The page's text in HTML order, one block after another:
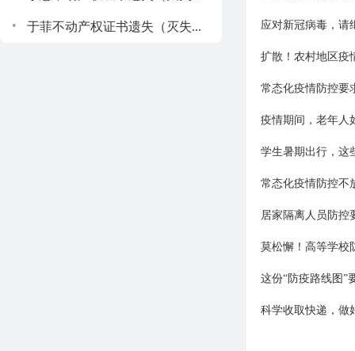
. 于菲不动产权证书遗失（灭失... 应对新冠病毒，请
扩散！农村地区疫
常态化疫情防控要
疫情期间，老年人
学生暑期出行，这
常态化疫情防控不
居家隔离人员防控
莫松懈！高等学校
这份“防疫路线图”
科学收取快递，做